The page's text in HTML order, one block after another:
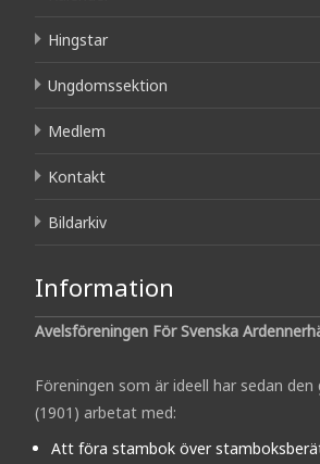
Hingstar
Ungdomssektion
Medlem
Kontakt
Bildarkiv
Information
Avelsföreningen För Svenska
Föreningen som är ideell har sedan den
(1901) arbetat med:
Att föra stambok över